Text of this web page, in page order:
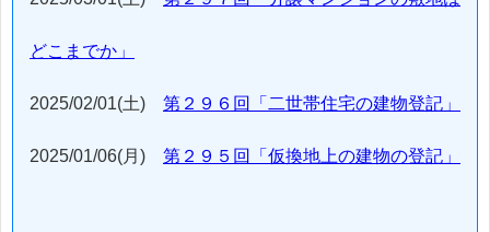
どこまでか」
2025/02/01(土) 第２９６回「二世帯住宅の建物登記」
2025/01/06(月) 第２９５回「仮換地上の建物の登記」